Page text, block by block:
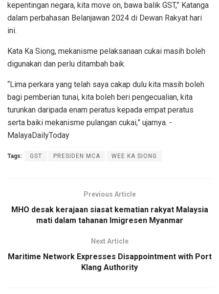
kepentingan negara, kita move on, bawa balik GST,” Katanga
dalam perbahasan Belanjawan 2024 di Dewan Rakyat hari
ini.
Kata Ka Siong, mekanisme pelaksanaan cukai masih boleh
digunakan dan perlu ditambah baik.
“Lima perkara yang telah saya cakap dulu kita masih boleh
bagi pemberian tunai, kita boleh beri pengecualian, kita
turunkan daripada enam peratus kepada empat peratus
serta baiki mekanisme pulangan cukai,” ujarnya. -
MalayaDailyToday
Tags: GST PRESIDEN MCA WEE KA SIONG
Previous Article
MHO desak kerajaan siasat kematian rakyat Malaysia
mati dalam tahanan Imigresen Myanmar
Next Article
Maritime Network Expresses Disappointment with Port
Klang Authority